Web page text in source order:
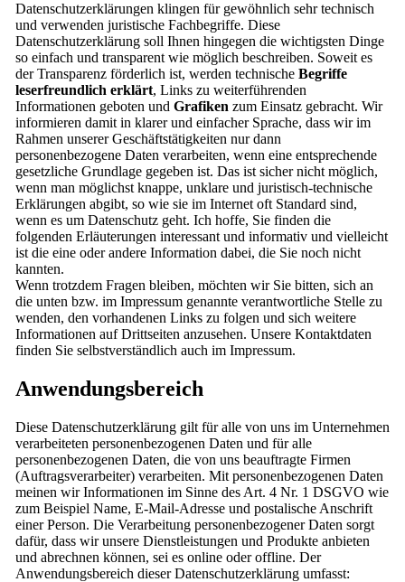
Datenschutzerklärungen klingen für gewöhnlich sehr technisch
und verwenden juristische Fachbegriffe. Diese
Datenschutzerklärung soll Ihnen hingegen die wichtigsten Dinge
so einfach und transparent wie möglich beschreiben. Soweit es
der Transparenz förderlich ist, werden technische Begriffe
leserfreundlich erklärt, Links zu weiterführenden
Informationen geboten und Grafiken zum Einsatz gebracht. Wir
informieren damit in klarer und einfacher Sprache, dass wir im
Rahmen unserer Geschäftstätigkeiten nur dann
personenbezogene Daten verarbeiten, wenn eine entsprechende
gesetzliche Grundlage gegeben ist. Das ist sicher nicht möglich,
wenn man möglichst knappe, unklare und juristisch-technische
Erklärungen abgibt, so wie sie im Internet oft Standard sind,
wenn es um Datenschutz geht. Ich hoffe, Sie finden die
folgenden Erläuterungen interessant und informativ und vielleicht
ist die eine oder andere Information dabei, die Sie noch nicht
kannten.
Wenn trotzdem Fragen bleiben, möchten wir Sie bitten, sich an
die unten bzw. im Impressum genannte verantwortliche Stelle zu
wenden, den vorhandenen Links zu folgen und sich weitere
Informationen auf Drittseiten anzusehen. Unsere Kontaktdaten
finden Sie selbstverständlich auch im Impressum.
Anwendungsbereich
Diese Datenschutzerklärung gilt für alle von uns im Unternehmen
verarbeiteten personenbezogenen Daten und für alle
personenbezogenen Daten, die von uns beauftragte Firmen
(Auftragsverarbeiter) verarbeiten. Mit personenbezogenen Daten
meinen wir Informationen im Sinne des Art. 4 Nr. 1 DSGVO wie
zum Beispiel Name, E-Mail-Adresse und postalische Anschrift
einer Person. Die Verarbeitung personenbezogener Daten sorgt
dafür, dass wir unsere Dienstleistungen und Produkte anbieten
und abrechnen können, sei es online oder offline. Der
Anwendungsbereich dieser Datenschutzerklärung umfasst: